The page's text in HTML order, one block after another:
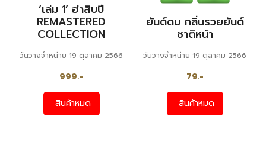
‘เล่ม 1’ ฮ่าสิบปี
REMASTERED
COLLECTION
วันวางจำหน่าย 19 ตุลาคม 2566
999.-
สินค้าหมด
ยันต์ดม กลิ่นรวยยันต์
ชาติหน้า
วันวางจำหน่าย 19 ตุลาคม 2566
79.-
สินค้าหมด